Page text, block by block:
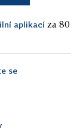
aplikací za 80
se